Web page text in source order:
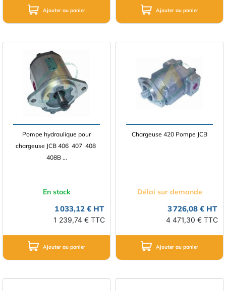
Ajouter au panier Ajouter au panier
Pompe hydraulique pour
chargeuse JCB 406  407  408 
408B ...
En stock
1 033,12 € HT
1 239,74 € TTC
Ajouter au panier
Chargeuse 420 Pompe JCB
Délai sur demande
3 726,08 € HT
4 471,30 € TTC
Ajouter au panier